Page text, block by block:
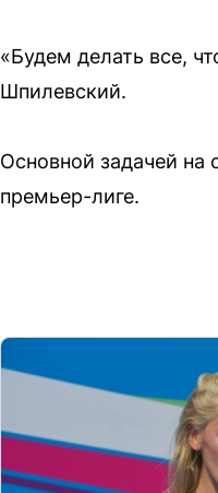
«Будем делать все,
Шпилевский.
Основной задачей на
премьер-лиге.